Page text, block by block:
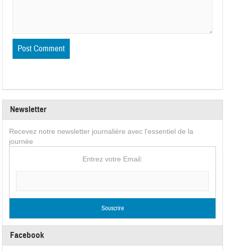
Newsletter
Recevez notre newsletter journalière avec l'essentiel de la
journée
Entrez votre Email:
Facebook